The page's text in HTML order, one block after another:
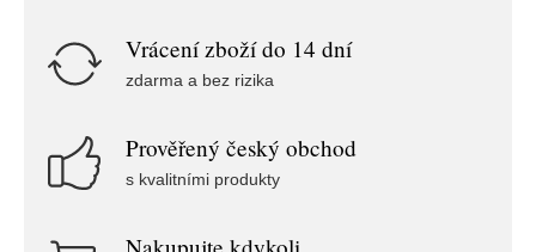
Vrácení zboží do 14 dní
zdarma a bez rizika
Prověřený český obchod
s kvalitními produkty